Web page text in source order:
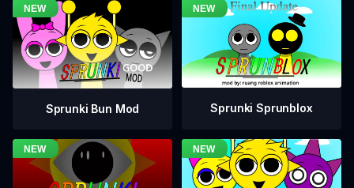
Sprunki Bun Mod Sprunki Sprunblox